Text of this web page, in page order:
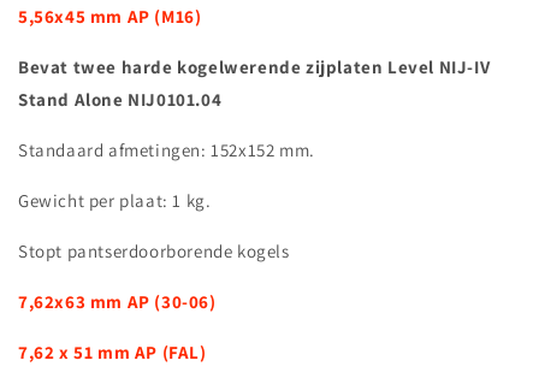
5,56x45 mm AP (M16)
Bevat twee harde kogelwerende zijplaten Level NIJ-IV
Stand Alone NIJ0101.04
​Standaard afmetingen: 152x152 mm.
Gewicht per plaat: 1 kg.
Stopt pantserdoorborende kogels
7,62x63 mm AP (30-06)
7,62 x 51 mm AP (FAL)